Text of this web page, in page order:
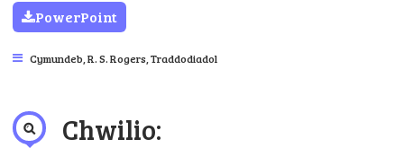
PowerPoint
Cymundeb R. S. Rogers Traddodiadol
Chwilio: